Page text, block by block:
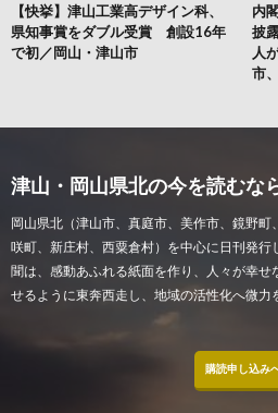
内
披
人
市
【快挙】津山工業高デザイン科、
県知事賞をダブル受賞 創設16年
で初／岡山・津山市
津山・岡山県北の今を読むな
岡山県北（津山市、真庭市、美作市、鏡野
咲町、新庄村、西粟倉村）を中心に日刊発行
聞は、感動あふれる紙面を作り、人々が幸
せるように東奔西走し、地域の活性化へ微力
購読申し込み